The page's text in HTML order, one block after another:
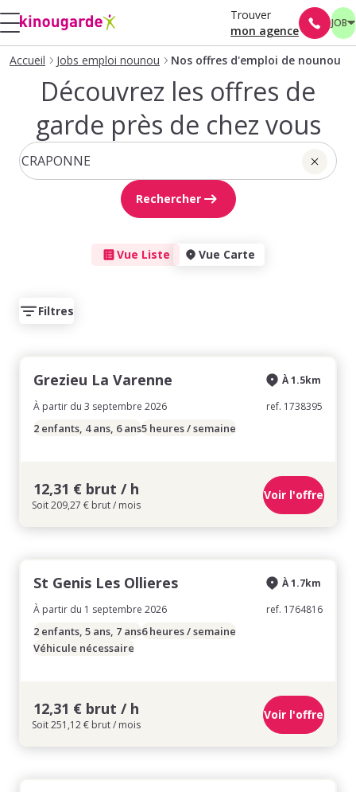
Trouver
mon agence
JOB
Accueil Jobs emploi nounou Nos offres d'emploi de nounou
Découvrez les offres de
garde près de chez vous
Rechercher
Vue Liste Vue Carte
Filtres
Grezieu La Varenne
À partir du 3 septembre 2026
À 1.5km
ref. 1738395
2 enfants, 4 ans, 6 ans5 heures / semaine
12,31 € brut / h
Soit 209,27 € brut / mois
Voir l'offre
St Genis Les Ollieres
À partir du 1 septembre 2026
À 1.7km
ref. 1764816
2 enfants, 5 ans, 7 ans6 heures / semaine
Véhicule nécessaire
12,31 € brut / h
Soit 251,12 € brut / mois
Voir l'offre